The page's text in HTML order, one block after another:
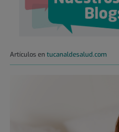
Artículos en tucanaldesalud.com